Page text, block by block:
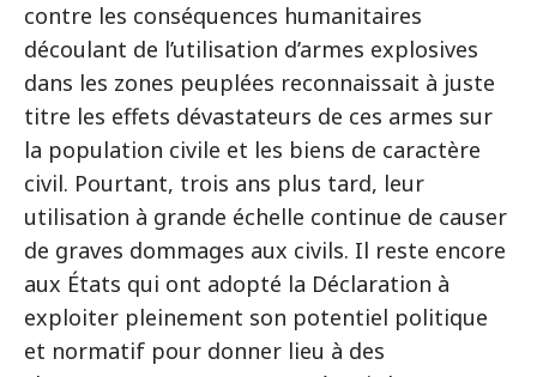
contre les conséquences humanitaires
découlant de l’utilisation d’armes explosives
dans les zones peuplées reconnaissait à juste
titre les effets dévastateurs de ces armes sur
la population civile et les biens de caractère
civil. Pourtant, trois ans plus tard, leur
utilisation à grande échelle continue de causer
de graves dommages aux civils. Il reste encore
aux États qui ont adopté la Déclaration à
exploiter pleinement son potentiel politique
et normatif pour donner lieu à des